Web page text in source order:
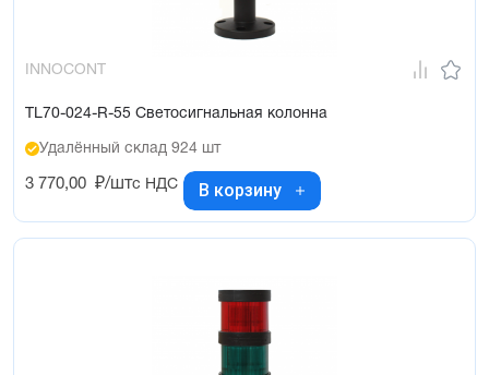
INNOCONT
TL70-024-R-55 Светосигнальная колонна
Удалённый склад 924 шт
3 770,00 ₽/штс НДС В корзину